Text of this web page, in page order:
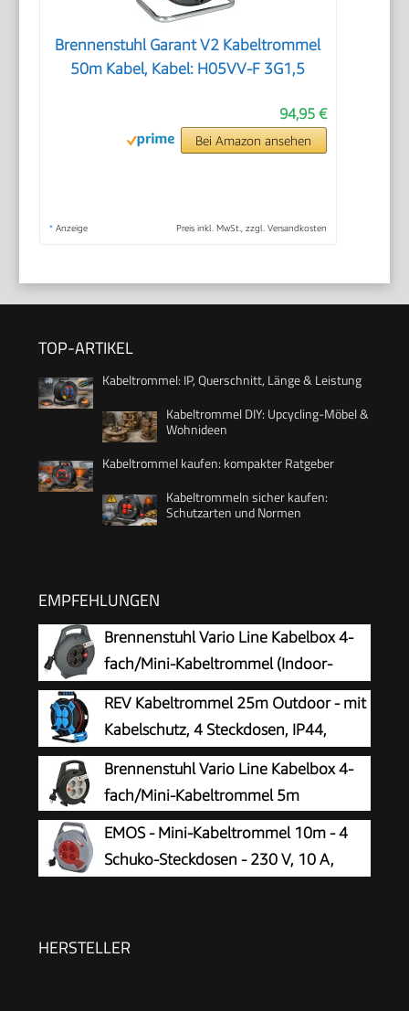
Brennenstuhl Garant V2 Kabeltrommel
50m Kabel, Kabel: H05VV-F 3G1,5
94,95 €
Bei Amazon ansehen
* Anzeige Preis inkl. MwSt., zzgl. Versandkosten
TOP-ARTIKEL
Kabeltrommel: IP, Querschnitt, Länge & Leistung
Kabeltrommel DIY: Upcycling-Möbel &
Wohnideen
Kabeltrommel kaufen: kompakter Ratgeber
Kabeltrommeln sicher kaufen:
Schutzarten und Normen
EMPFEHLUNGEN
Brennenstuhl Vario Line Kabelbox 4-
fach/Mini-Kabeltrommel (Indoor-
Kabeltrommel für Haushalt, 10m
Kabel, Made in Germany) anthrazit
REV Kabeltrommel 25m Outdoor - mit
Kabelschutz, 4 Steckdosen, IP44,
schwarz
Brennenstuhl Vario Line Kabelbox 4-
fach/Mini-Kabeltrommel 5m
EMOS - Mini-Kabeltrommel 10m - 4
Schuko-Steckdosen - 230 V, 10 A,
IP20 für Innen
HERSTELLER